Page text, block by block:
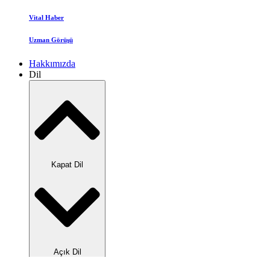
Vital Haber
Uzman Görüşü
Hakkımızda
Dil
Kapat Dil
Açık Dil